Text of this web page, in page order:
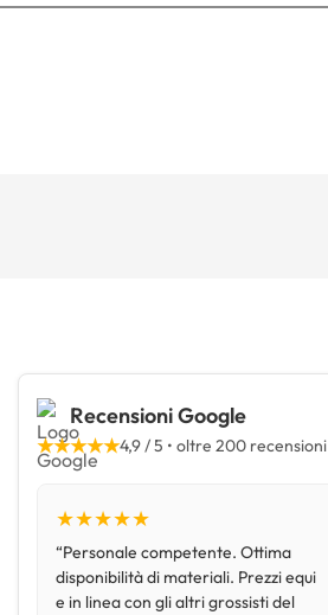
Recensioni Google
★★★★★4,9 / 5 • oltre 200 recensioni
★★★★★
“Personale competente. Ottima
disponibilità di materiali. Prezzi equi
e in linea con gli altri grossisti del